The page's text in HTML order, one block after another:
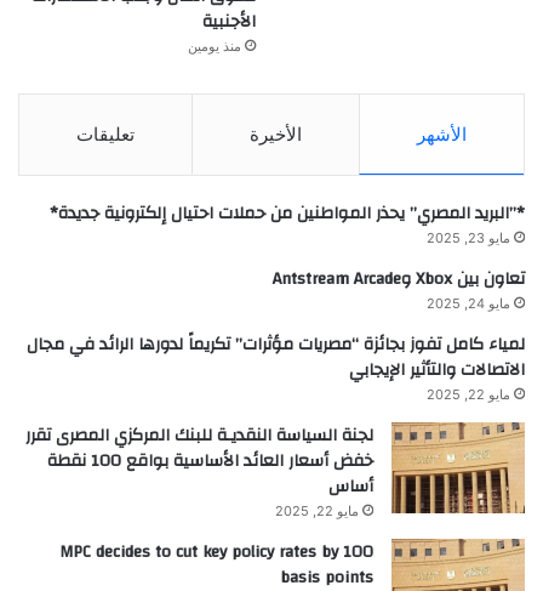
الأجنبية
منذ يومين
الأشهر الأخيرة تعليقات
*”البريد المصري” يحذر المواطنين من حملات احتيال إلكترونية جديدة*
مايو 23, 2025
تعاون بين Xbox وAntstream Arcade
مايو 24, 2025
لمياء كامل تفوز بجائزة “مصريات مؤثرات” تكريماً لدورها الرائد في مجال
الاتصالات والتأثير الإيجابي
مايو 22, 2025
لجنة السياسة النقديـة للبنك المركزي المصرى تقرر
خفض أسعار العائد الأساسية بواقع 100 نقطة
أساس
مايو 22, 2025
MPC decides to cut key policy rates by 100
basis points